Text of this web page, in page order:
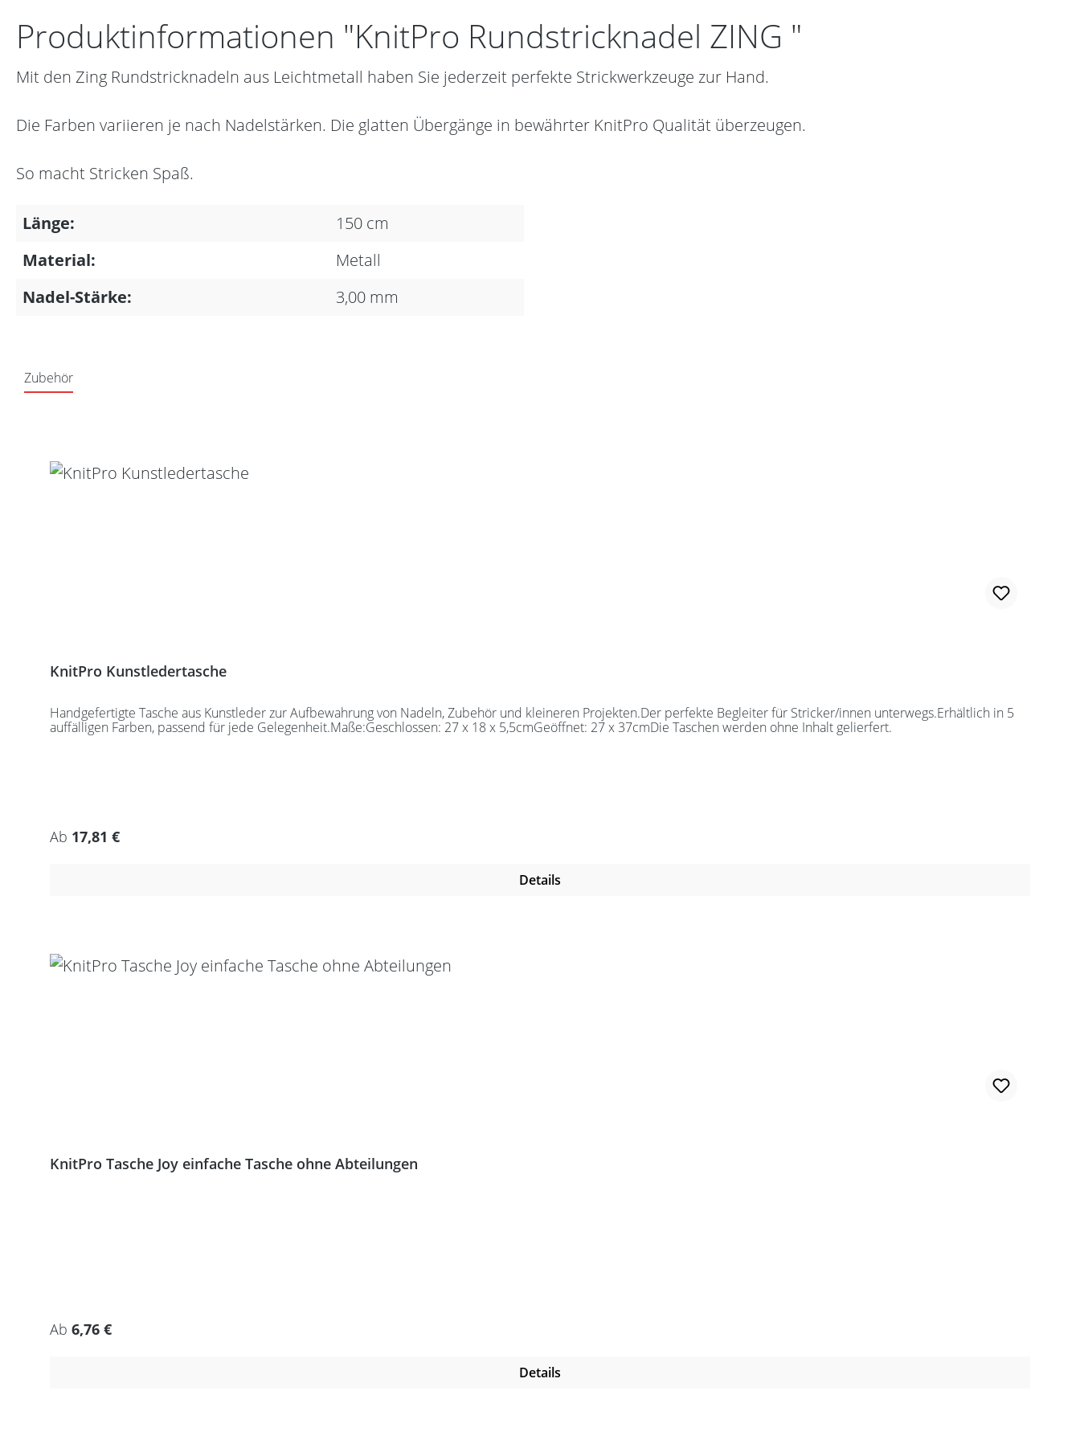
Produktinformationen "KnitPro Rundstricknadel ZING "
Mit den Zing Rundstricknadeln aus Leichtmetall haben Sie jederzeit perfekte Strickwerkzeuge zur Hand.
Die Farben variieren je nach Nadelstärken. Die glatten Übergänge in bewährter KnitPro Qualität überzeugen.
So macht Stricken Spaß.
Länge:
150 cm
Material:
Metall
Nadel-Stärke:
3,00 mm
Zubehör
KnitPro Kunstledertasche
Handgefertigte Tasche aus Kunstleder zur Aufbewahrung von Nadeln, Zubehör und kleineren Projekten.Der perfekte Begleiter für Stricker/innen unterwegs.Erhältlich in 5
auffälligen Farben, passend für jede Gelegenheit.Maße:Geschlossen: 27 x 18 x 5,5cmGeöffnet: 27 x 37cmDie Taschen werden ohne Inhalt gelierfert.
Regulärer Preis:
Ab 17,81 €
Details
KnitPro Tasche Joy einfache Tasche ohne Abteilungen
Regulärer Preis:
Ab 6,76 €
Details